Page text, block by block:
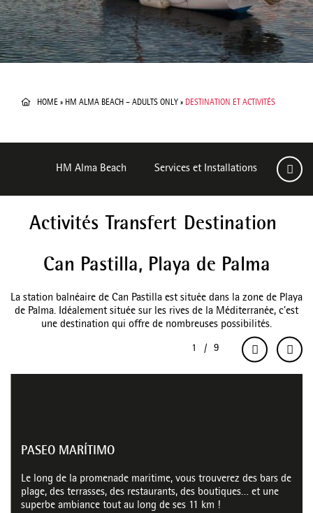
HOME » HM ALMA BEACH – ADULTS ONLY » DESTINATION ET ACTIVITÉS
HM Alma Beach Services et Installations
Activités Transfert Destination
Can Pastilla, Playa de Palma
La station balnéaire de Can Pastilla est située dans la zone de Playa
de Palma. Idéalement située sur les rives de la Méditerranée, c’est
une destination qui offre de nombreuses possibilités.
PASEO MARÍTIMO
Le long de la promenade maritime, vous trouverez des bars de
plage, des terrasses, des restaurants, des boutiques… et une
superbe ambiance tout au long de ses 11 km !